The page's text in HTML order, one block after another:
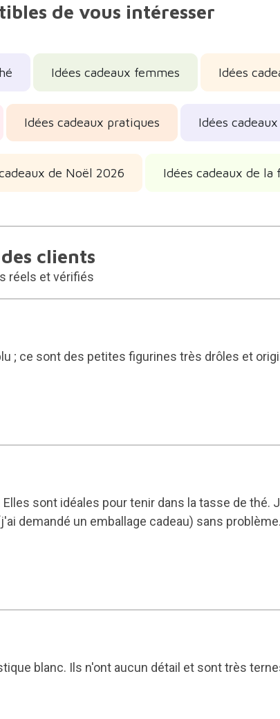
de vous intéresser
Idées cadeaux femmes Idées
Idées cadeaux pratiques Idées
de Noël 2026 Idées cadeaux de la
clients
réels et vérifiés
; ce sont des petites figurines très drôles et
sont idéales pour tenir dans la tasse de thé.
demandé un emballage cadeau) sans
blanc. Ils n'ont aucun détail et sont très